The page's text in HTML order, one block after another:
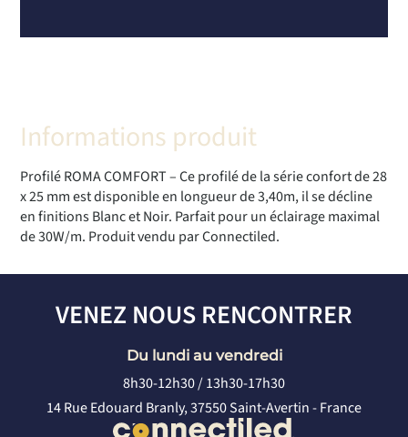
Informations produit
Profilé ROMA COMFORT – Ce profilé de la série confort de 28
x 25 mm est disponible en longueur de 3,40m, il se décline
en finitions Blanc et Noir. Parfait pour un éclairage maximal
de 30W/m. Produit vendu par Connectiled.
VENEZ NOUS RENCONTRER
Du lundi au vendredi
8h30-12h30 / 13h30-17h30
14 Rue Edouard Branly, 37550 Saint-Avertin - France